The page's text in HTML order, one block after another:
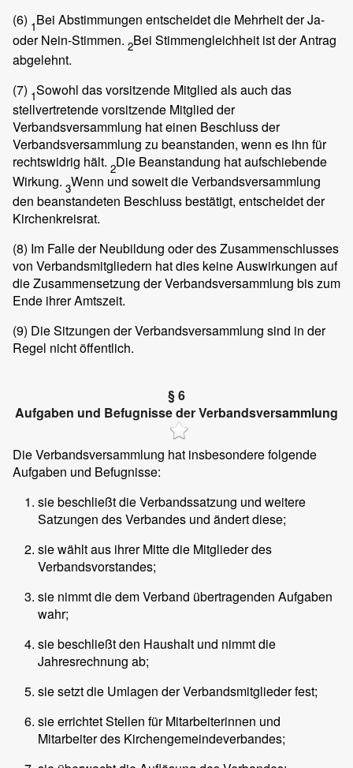
(6) 1Bei Abstimmungen entscheidet die Mehrheit der Ja-
oder Nein-Stimmen. 2Bei Stimmengleichheit ist der Antrag
abgelehnt.
(7) 1Sowohl das vorsitzende Mitglied als auch das
stellvertretende vorsitzende Mitglied der
Verbandsversammlung hat einen Beschluss der
Verbandsversammlung zu beanstanden, wenn es ihn für
rechtswidrig hält. 2Die Beanstandung hat aufschiebende
Wirkung. 3Wenn und soweit die Verbandsversammlung
den beanstandeten Beschluss bestätigt, entscheidet der
Kirchenkreisrat.
(8) Im Falle der Neubildung oder des Zusammenschlusses
von Verbandsmitgliedern hat dies keine Auswirkungen auf
die Zusammensetzung der Verbandsversammlung bis zum
Ende ihrer Amtszeit.
(9) Die Sitzungen der Verbandsversammlung sind in der
Regel nicht öffentlich.
§ 6
Aufgaben und Befugnisse der Verbandsversammlung
Die Verbandsversammlung hat insbesondere folgende
Aufgaben und Befugnisse:
sie beschließt die Verbandssatzung und weitere
Satzungen des Verbandes und ändert diese;
sie wählt aus ihrer Mitte die Mitglieder des
Verbandsvorstandes;
sie nimmt die dem Verband übertragenden Aufgaben
wahr;
sie beschließt den Haushalt und nimmt die
Jahresrechnung ab;
sie setzt die Umlagen der Verbandsmitglieder fest;
sie errichtet Stellen für Mitarbeiterinnen und
Mitarbeiter des Kirchengemeindeverbandes;